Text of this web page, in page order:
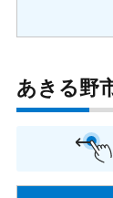
あきる野